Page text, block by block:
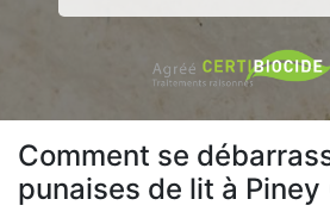
Comment se
punaises de lit à Piney